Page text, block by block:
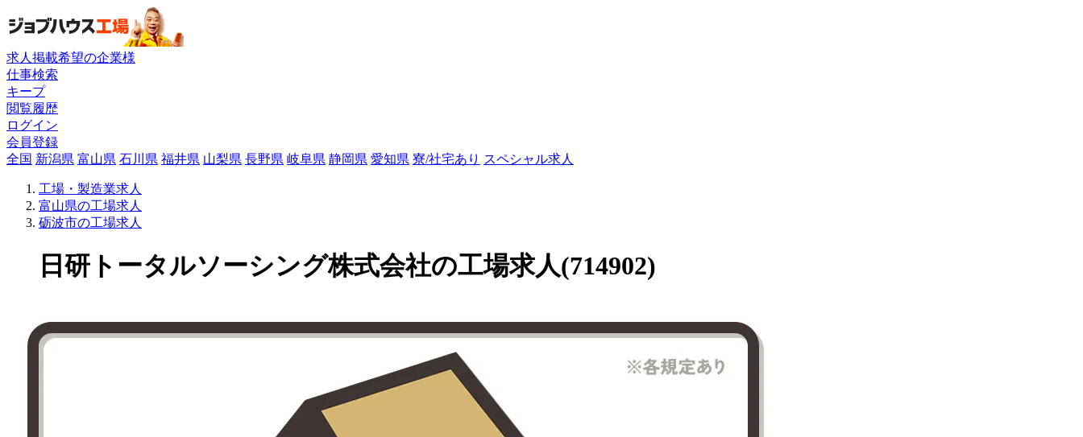
求人掲載希望の企業様
仕事検索
キープ
閲覧履歴
ログイン
会員登録
全国 新潟県 富山県 石川県 福井県 山梨県 長野県 岐阜県 静岡県 愛知県 寮/社宅あり スペシャル求人
工場・製造業求人
富山県の工場求人
砺波市の工場求人
日研トータルソーシング株式会社の工場求人(714902)